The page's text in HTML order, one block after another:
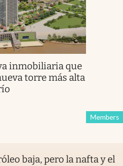
inmobiliaria que
torre más alta
Members
baja, pero la nafta y el